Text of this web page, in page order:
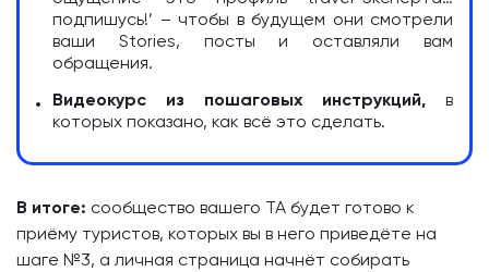
подпишусь!’ – чтобы в будущем они смотрели
ваши Stories, посты и оставляли вам
обращения.
Видеокурс из пошаговых инструкций, в
которых показано, как всё это сделать.
В итоге: сообщество вашего ТА будет готово к
приёму туристов, которых вы в него приведёте на
шаге №3, а личная страница начнёт собирать